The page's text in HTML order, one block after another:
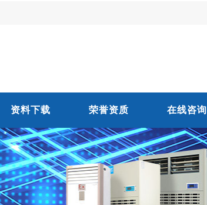
资料下载 荣誉资质 在线咨询